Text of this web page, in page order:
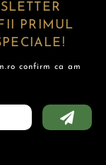
PRIMUL
confirm ca am